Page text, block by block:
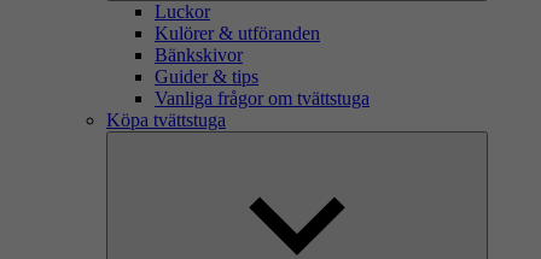
Luckor
Kulörer & utföranden
Bänkskivor
Guider & tips
Vanliga frågor om tvättstuga
Köpa tvättstuga